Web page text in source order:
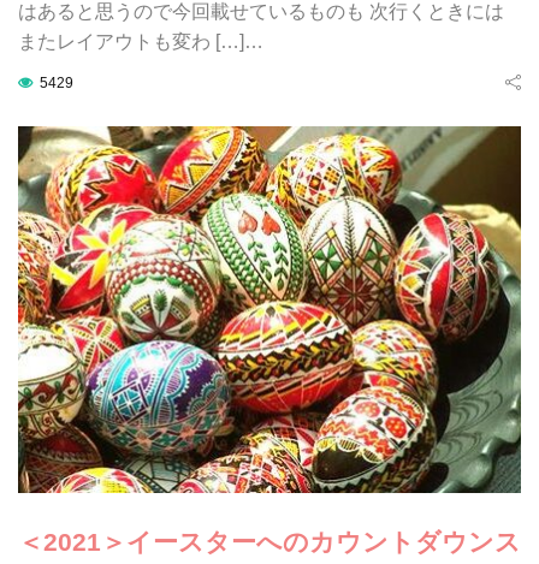
はあると思うので今回載せているものも 次行くときには
またレイアウトも変わ […]…
5429
＜2021＞イースターへのカウントダウンス